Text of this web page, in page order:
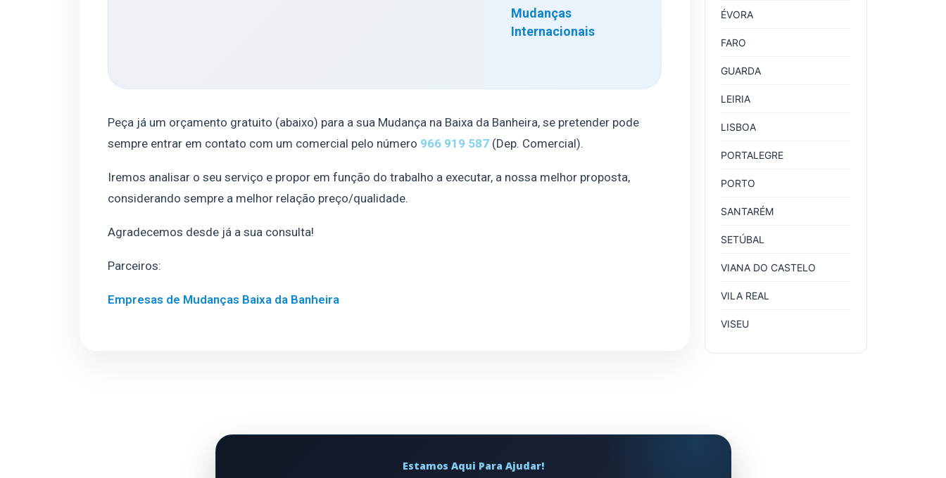
Mudanças
Internacionais
Peça já um orçamento gratuito (abaixo) para a sua Mudança na Baixa da Banheira, se pretender pode
sempre entrar em contato com um comercial pelo número 966 919 587 (Dep. Comercial).
Iremos analisar o seu serviço e propor em função do trabalho a executar, a nossa melhor proposta,
considerando sempre a melhor relação preço/qualidade.
Agradecemos desde já a sua consulta!
Parceiros:
Empresas de Mudanças Baixa da Banheira
ÉVORA
FARO
GUARDA
LEIRIA
LISBOA
PORTALEGRE
PORTO
SANTARÉM
SETÚBAL
VIANA DO CASTELO
VILA REAL
VISEU
Estamos Aqui Para Ajudar!